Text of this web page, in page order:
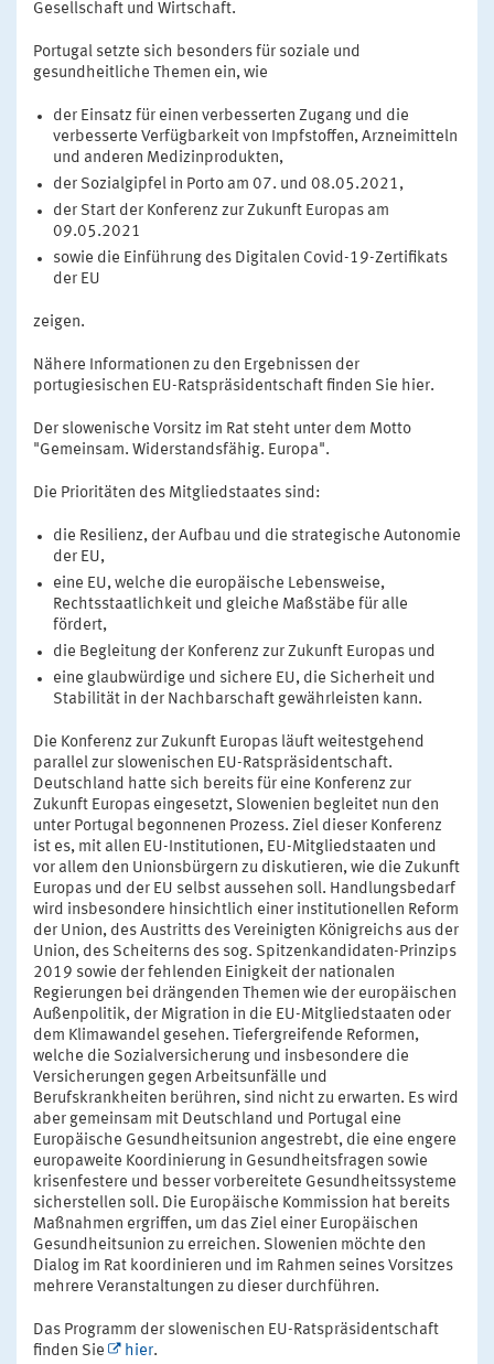
Gesellschaft und Wirtschaft.
Portugal setzte sich besonders für soziale und
gesundheitliche Themen ein, wie
der Einsatz für einen verbesserten Zugang und die
verbesserte Verfügbarkeit von Impfstoffen, Arzneimitteln
und anderen Medizinprodukten,
der Sozialgipfel in Porto am 07. und 08.05.2021,
der Start der Konferenz zur Zukunft Europas am
09.05.2021
sowie die Einführung des Digitalen Covid-19-Zertifikats
der EU
zeigen.
Nähere Informationen zu den Ergebnissen der
portugiesischen EU-Ratspräsidentschaft finden Sie hier.
Der slowenische Vorsitz im Rat steht unter dem Motto
"Gemeinsam. Widerstandsfähig. Europa".
Die Prioritäten des Mitgliedstaates sind:
die Resilienz, der Aufbau und die strategische Autonomie
der EU,
eine EU, welche die europäische Lebensweise,
Rechtsstaatlichkeit und gleiche Maßstäbe für alle
fördert,
die Begleitung der Konferenz zur Zukunft Europas und
eine glaubwürdige und sichere EU, die Sicherheit und
Stabilität in der Nachbarschaft gewährleisten kann.
Die Konferenz zur Zukunft Europas läuft weitestgehend
parallel zur slowenischen EU-Ratspräsidentschaft.
Deutschland hatte sich bereits für eine Konferenz zur
Zukunft Europas eingesetzt, Slowenien begleitet nun den
unter Portugal begonnenen Prozess. Ziel dieser Konferenz
ist es, mit allen EU-Institutionen, EU-Mitgliedstaaten und
vor allem den Unionsbürgern zu diskutieren, wie die Zukunft
Europas und der EU selbst aussehen soll. Handlungsbedarf
wird insbesondere hinsichtlich einer institutionellen Reform
der Union, des Austritts des Vereinigten Königreichs aus der
Union, des Scheiterns des sog. Spitzenkandidaten-Prinzips
2019 sowie der fehlenden Einigkeit der nationalen
Regierungen bei drängenden Themen wie der europäischen
Außenpolitik, der Migration in die EU-Mitgliedstaaten oder
dem Klimawandel gesehen. Tiefergreifende Reformen,
welche die Sozialversicherung und insbesondere die
Versicherungen gegen Arbeitsunfälle und
Berufskrankheiten berühren, sind nicht zu erwarten. Es wird
aber gemeinsam mit Deutschland und Portugal eine
Europäische Gesundheitsunion angestrebt, die eine engere
europaweite Koordinierung in Gesundheitsfragen sowie
krisenfestere und besser vorbereitete Gesundheitssysteme
sicherstellen soll. Die Europäische Kommission hat bereits
Maßnahmen ergriffen, um das Ziel einer Europäischen
Gesundheitsunion zu erreichen. Slowenien möchte den
Dialog im Rat koordinieren und im Rahmen seines Vorsitzes
mehrere Veranstaltungen zu dieser durchführen.
Das Programm der slowenischen EU-Ratspräsidentschaft
finden Sie
hier.